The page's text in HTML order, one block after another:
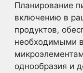
Планирование
включению в
продуктов,
необходимыми
однообразия и